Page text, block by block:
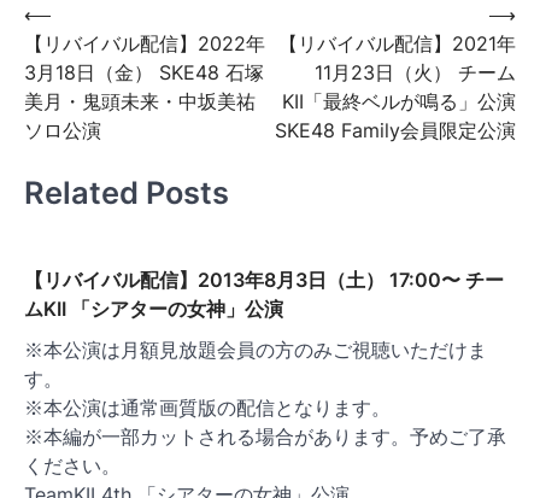
投
稿
ナ
ビ
ー
ョ
ン
⟵
【リバイバル配信】2022年
3月18日（金） SKE48 石塚
美月・鬼頭未来・中坂美祐
ソロ公演
【リバイバル配信】2021年
11月23日（火） チーム
KII「最終ベルが鳴る」公演
SKE48 Family会員限定公演
⟶
Related Posts
【リバイバル配信】2013年8月3日（土） 17:00〜 チー
ムKII 「シアターの女神」公演
※本公演は月額見放題会員の方のみご視聴いただけま
す。
※本公演は通常画質版の配信となります。
※本編が一部カットされる場合があります。予めご了承
ください。